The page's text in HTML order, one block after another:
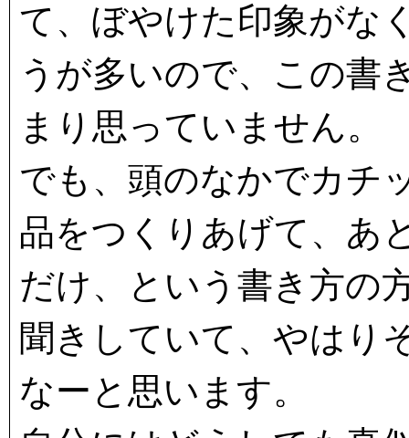
て、ぼやけた印象がな
うが多いので、この書
まり思っていません。
でも、頭のなかでカチ
品をつくりあげて、あ
だけ、という書き方の
聞きしていて、やはり
なーと思います。